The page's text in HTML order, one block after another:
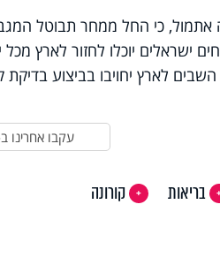
כי החל ממחר תבוטל
ישראלים יוכלו לחזור לארץ
עקבו אחרינו
בריאות קורונה